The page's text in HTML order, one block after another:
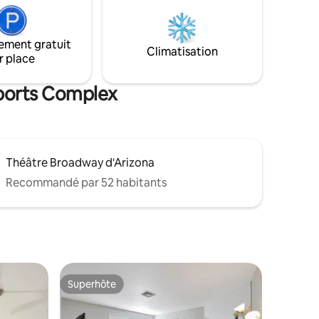
le
dans
et
de cuisine et de salle à manger. Elle
dispose d'une grande cour arrière
ouverte avec foyer, barbecue et arbres
gratuit
place
Climatisation
Complex
Théâtre Broadway d'Arizona
Recommandé par 52 habitants
appréciés Superhôte
Superhôte